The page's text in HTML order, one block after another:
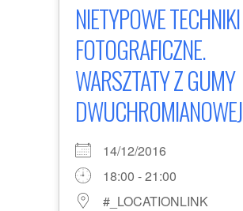
NIETYPOWE TECHNIKI
FOTOGRAFICZNE.
WARSZTATY Z GUMY
DWUCHROMIANOWEJ
14/12/2016
18:00 - 21:00
#_LOCATIONLINK